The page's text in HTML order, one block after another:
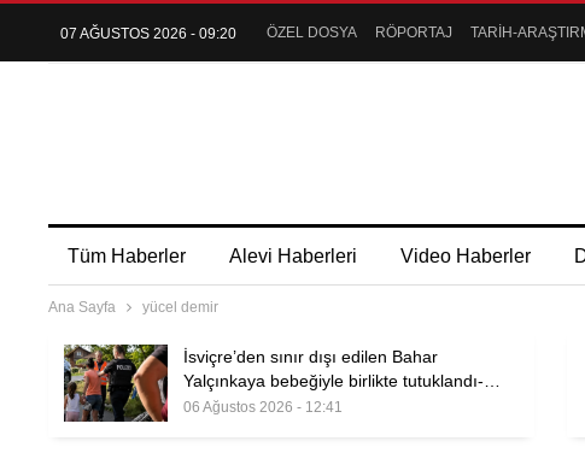
07 AĞUSTOS 2026 - 09:20 ÖZEL DOSYA RÖPORTAJ TARİH-
Tüm Haberler Alevi Haberleri Video Haberler
Ana Sayfa yücel demir
İsviçre’den sınır dışı edilen Bahar
Yalçınkaya bebeğiyle birlikte tutuklandı-…
06 Ağustos 2026 - 12:41